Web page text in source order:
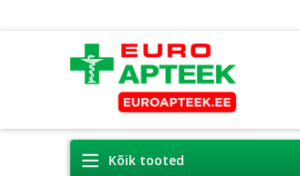
Kõik tooted